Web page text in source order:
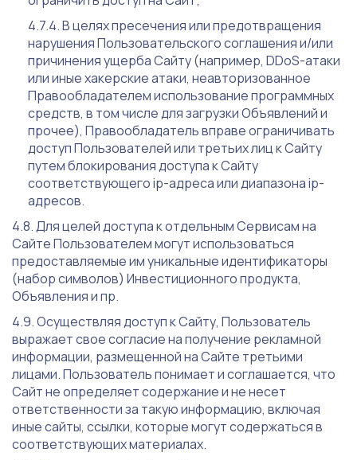
В целях пресечения или предотвращения
нарушения Пользовательского соглашения и/или
причинения ущерба Сайту (например, DDoS-атаки
или иные хакерские атаки, неавторизованное
Правообладателем использование программных
средств, в том числе для загрузки Объявлений и
прочее), Правообладатель вправе ограничивать
доступ Пользователей или третьих лиц к Сайту
путем блокирования доступа к Сайту
соответствующего ip-адреса или диапазона ip-
адресов.
Для целей доступа к отдельным Сервисам на
Сайте Пользователем могут использоваться
предоставляемые им уникальные идентификаторы
(набор символов) Инвестиционного продукта,
Объявления и пр.
Осуществляя доступ к Сайту, Пользователь
выражает свое согласие на получение рекламной
информации, размещенной на Сайте третьими
лицами. Пользователь понимает и соглашается, что
Сайт не определяет содержание и не несет
ответственности за такую информацию, включая
иные сайты, ссылки, которые могут содержаться в
соответствующих материалах.